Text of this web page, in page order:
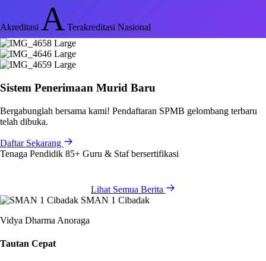
Akreditasi A Terakreditasi Nasional
Sistem Penerimaan Murid Baru
Bergabunglah bersama kami! Pendaftaran SPMB gelombang terbaru
telah dibuka.
Daftar Sekarang
Tenaga Pendidik 85+ Guru & Staf bersertifikasi
Lihat Semua Berita
SMAN 1 Cibadak
Vidya Dharma Anoraga
Tautan Cepat